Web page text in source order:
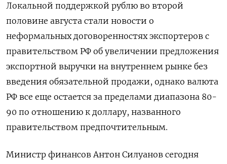
Локальной поддержкой рублю во второй
половине августа стали новости о
неформальных договоренностях экспортеров с
правительством РФ об увеличении предложения
экспортной выручки на внутреннем рынке без
введения обязательной продажи, однако валюта
РФ все еще остается за пределами диапазона 80-
90 по отношению к доллару, названного
правительством предпочтительным.
Министр финансов Антон Силуанов сегодня